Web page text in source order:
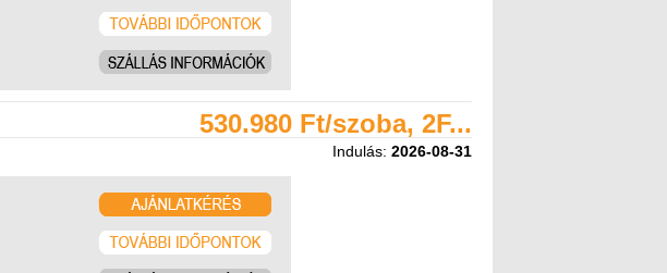
530.980 Ft/szoba, 2F...
Indulás: 2026-08-31